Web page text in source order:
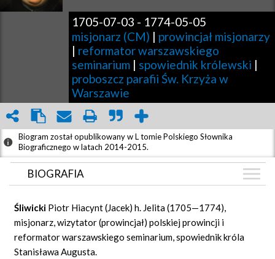
1705-07-03 - 1774-05-05
misjonarz (CM) | prowincjał misjonarzy
| reformator warszawskiego
seminarium | spowiednik królewski |
proboszcz parafii Św. Krzyża w
Warszawie
Biogram został opublikowany w L tomie Polskiego Słownika
Biograficznego w latach 2014-2015.
BIOGRAFIA
ZDJĘCIA (1)
GRAF POWIĄZAŃ
Śliwicki Piotr Hiacynt (Jacek) h. Jelita (1705—1774),
misjonarz, wizytator (prowincjał) polskiej prowincji i
reformator warszawskiego seminarium, spowiednik króla
Stanisława Augusta.